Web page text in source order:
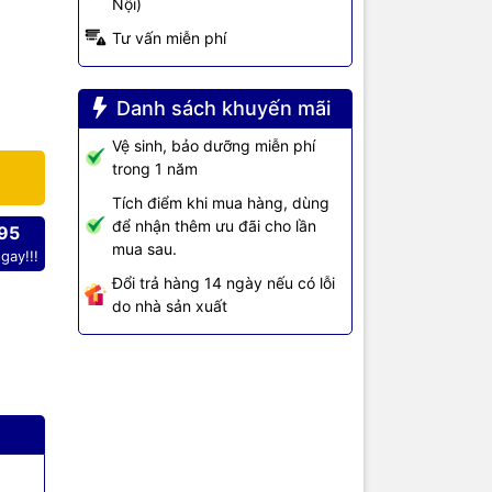
Tư vấn miễn phí
Danh sách khuyến mãi
Vệ sinh, bảo dưỡng miễn phí
trong 1 năm
Tích điểm khi mua hàng, dùng
để nhận thêm ưu đãi cho lần
mua sau.
Đổi trả hàng 14 ngày nếu có lỗi
do nhà sản xuất
nhưng
đen lý
lên đến
khá tốt:
với đó,